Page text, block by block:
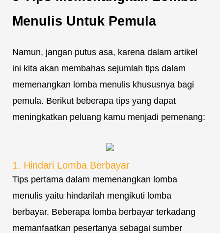
Menulis Untuk Pemula
Namun, jangan putus asa, karena dalam artikel
ini kita akan membahas sejumlah tips dalam
memenangkan lomba menulis khususnya bagi
pemula. Berikut beberapa tips yang dapat
meningkatkan peluang kamu menjadi pemenang:
1. Hindari Lomba Berbayar
Tips pertama dalam memenangkan lomba
menulis yaitu hindarilah mengikuti lomba
berbayar. Beberapa lomba berbayar terkadang
memanfaatkan pesertanya sebagai sumber